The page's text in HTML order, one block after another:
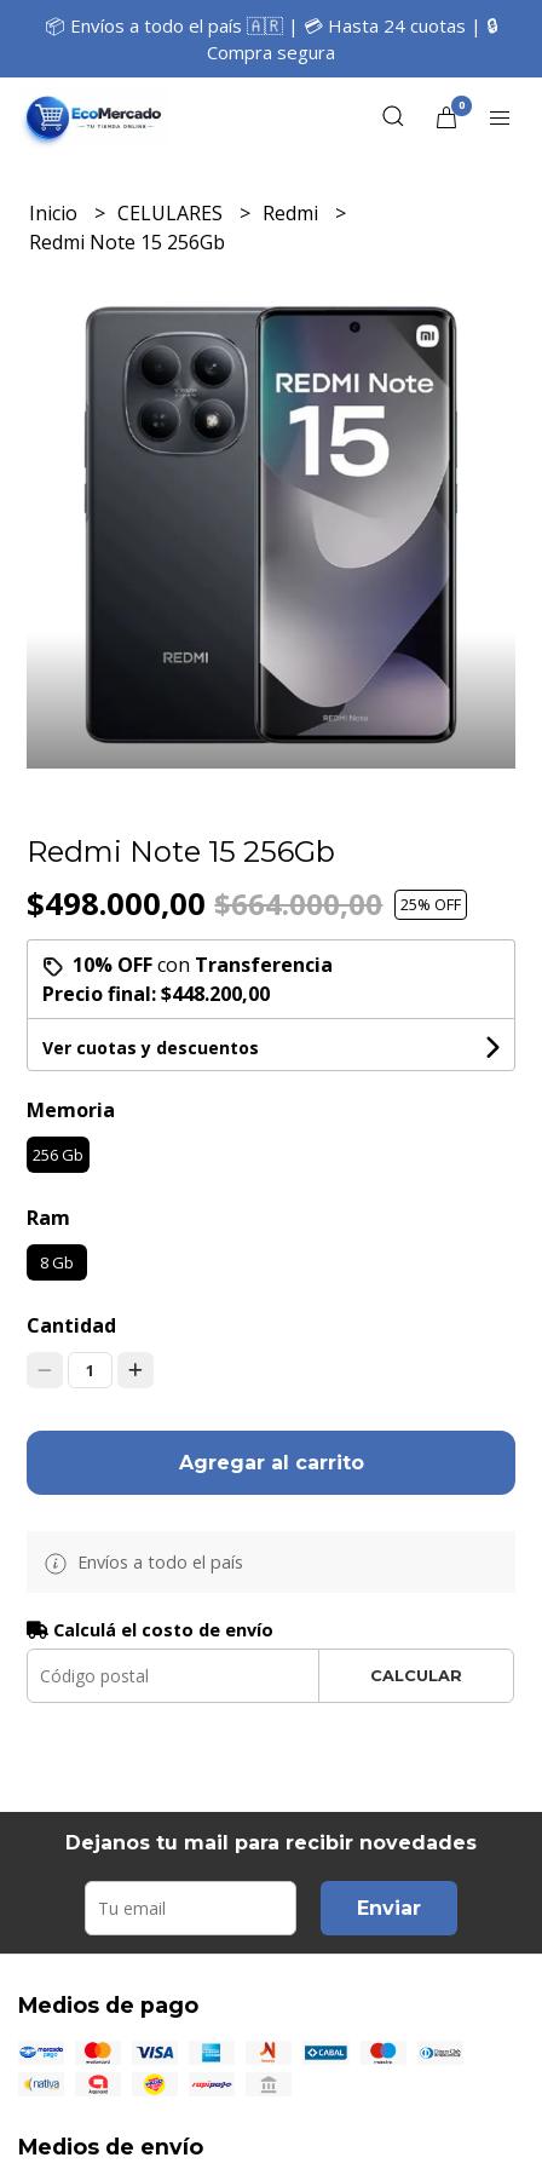
📦 Envíos a todo el país 🇦🇷 | 💳 Hasta 24 cuotas | 🔒
Compra segura
0
Inicio CELULARES
Redmi
Redmi Note 15 256Gb
Redmi Note 15 256Gb
$498.000,00$664.000,00 25% OFF
10% OFFcon Transferencia
Precio final:$448.200,00
Ver cuotas y descuentos
Memoria
256 Gb
Ram
8 Gb
Cantidad
1
Agregar al carrito
Envíos a todo el país
Calculá el costo de envío
CALCULAR
Dejanos tu mail para recibir novedades
Enviar
Medios de pago
Medios de envío